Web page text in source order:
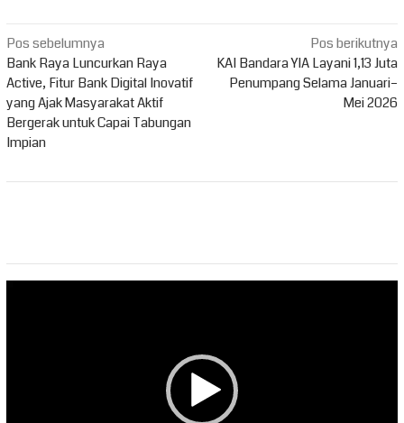
Navigasi
pos
Pos sebelumnya
Bank Raya Luncurkan Raya
Active, Fitur Bank Digital Inovatif
yang Ajak Masyarakat Aktif
Bergerak untuk Capai Tabungan
Impian
Pos berikutnya
KAI Bandara YIA Layani 1,13 Juta
Penumpang Selama Januari–
Mei 2026